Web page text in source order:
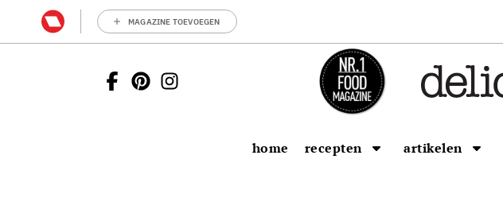
MAGAZINE TOEVOEGEN
home recepten artikelen